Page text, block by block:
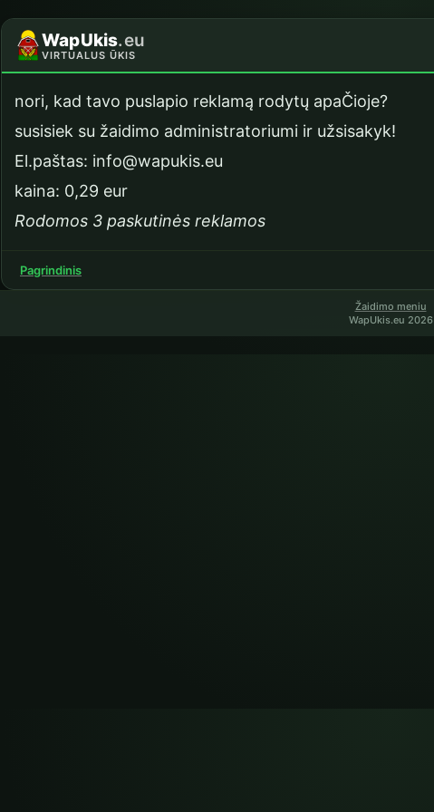
Prisijungimas - WapUkis.eu
WapUkis.eu
VIRTUALUS ŪKIS
nori, kad tavo puslapio reklamą rodytų apaČioje?
susisiek su žaidimo administratoriumi ir užsisakyk!
El.paštas: info@wapukis.eu
kaina: 0,29 eur
Rodomos 3 paskutinės reklamos
Pagrindinis
Žaidimo meniu
WapUkis.eu 2026